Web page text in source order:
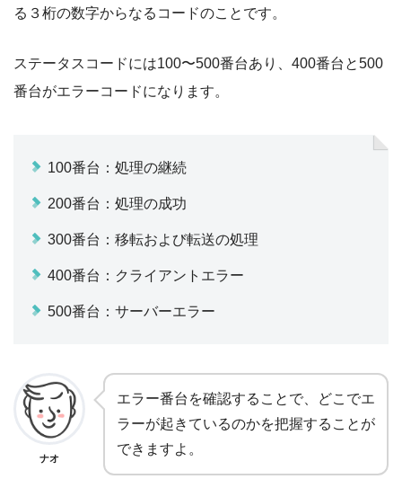
る３桁の数字からなるコードのことです。
ステータスコードには100〜500番台あり、400番台と500
番台がエラーコードになります。
100番台：処理の継続
200番台：処理の成功
300番台：移転および転送の処理
400番台：クライアントエラー
500番台：サーバーエラー
ナオ
エラー番台を確認することで、どこでエ
ラーが起きているのかを把握することが
できますよ。